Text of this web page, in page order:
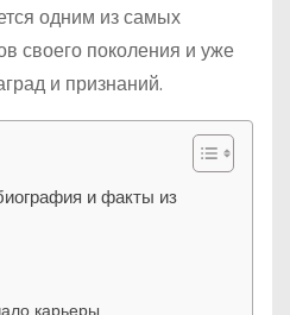
одним из самых
своего поколения и уже
и признаний.
и факты из
карьеры